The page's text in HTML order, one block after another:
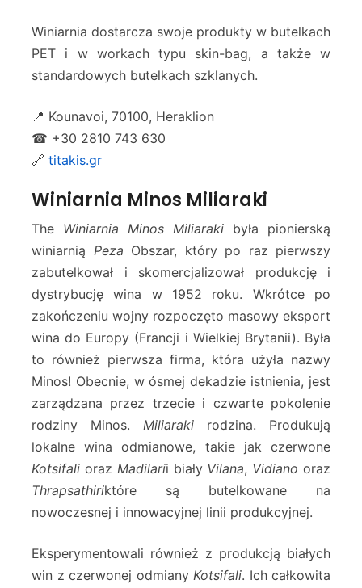
Winiarnia dostarcza swoje produkty w butelkach
PET i w workach typu skin-bag, a także w
standardowych butelkach szklanych.
📍 Kounavoi, 70100, Heraklion
☎ +30 2810 743 630
🔗 titakis.gr
Winiarnia Minos Miliaraki
The Winiarnia Minos Miliaraki była pionierską
winiarnią Peza Obszar, który po raz pierwszy
zabutelkował i skomercjalizował produkcję i
dystrybucję wina w 1952 roku. Wkrótce po
zakończeniu wojny rozpoczęto masowy eksport
wina do Europy (Francji i Wielkiej Brytanii). Była
to również pierwsza firma, która użyła nazwy
Minos! Obecnie, w ósmej dekadzie istnienia, jest
zarządzana przez trzecie i czwarte pokolenie
rodziny Minos. Miliaraki rodzina. Produkują
lokalne wina odmianowe, takie jak czerwone
Kotsifali oraz Madilarii biały Vilana, Vidiano oraz
Thrapsathiriktóre są butelkowane na
nowoczesnej i innowacyjnej linii produkcyjnej.
Eksperymentowali również z produkcją białych
win z czerwonej odmiany Kotsifali. Ich całkowita